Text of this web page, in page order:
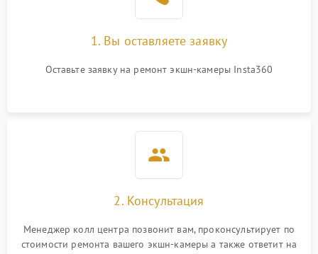
1. Вы оставляете заявку
Оставьте заявку на ремонт экшн-камеры Insta360
2. Консультация
Менеджер колл центра позвонит вам, проконсультирует по
стоимости ремонта вашего экшн-камеры а также ответит на